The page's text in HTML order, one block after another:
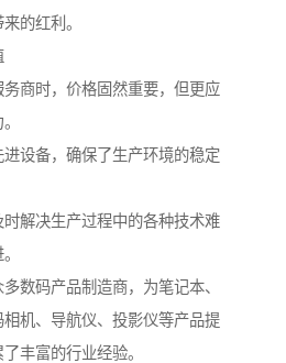
的红利。
商时，价格固然重要，但更应
设备，确保了生产环境的稳定
解决生产过程中的各种技术难
数码产品制造商，为笔记本、
机、导航仪、投影仪等产品提
丰富的行业经验。